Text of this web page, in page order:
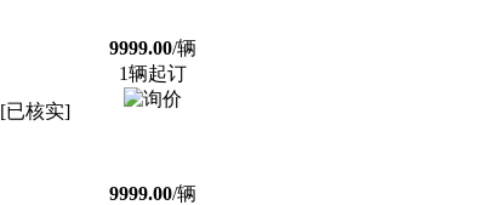
[已核实]
9999.00/辆
1辆起订
9999.00/辆